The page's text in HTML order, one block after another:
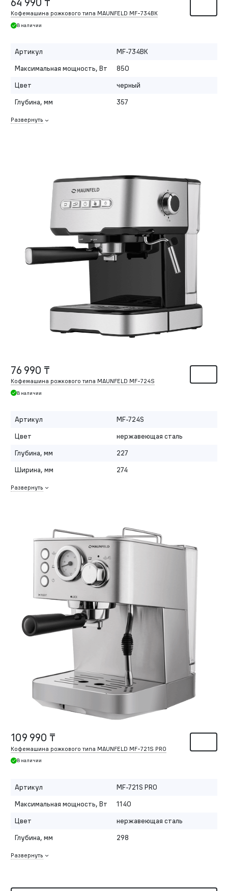
Кофемашина рожкового типа MAUNFELD MF-734BK
В наличии
Артикул
MF-734BK
Максимальная мощность, Вт
850
Цвет
черный
Глубина, мм
357
Развернуть
76 990 ₸
Кофемашина рожкового типа MAUNFELD MF-724S
В наличии
Артикул
MF-724S
Цвет
нержавеющая сталь
Глубина, мм
227
Ширина, мм
274
Развернуть
109 990 ₸
Кофемашина рожкового типа MAUNFELD MF-721S PRO
В наличии
Артикул
MF-721S PRO
Максимальная мощность, Вт
1140
Цвет
нержавеющая сталь
Глубина, мм
298
Развернуть